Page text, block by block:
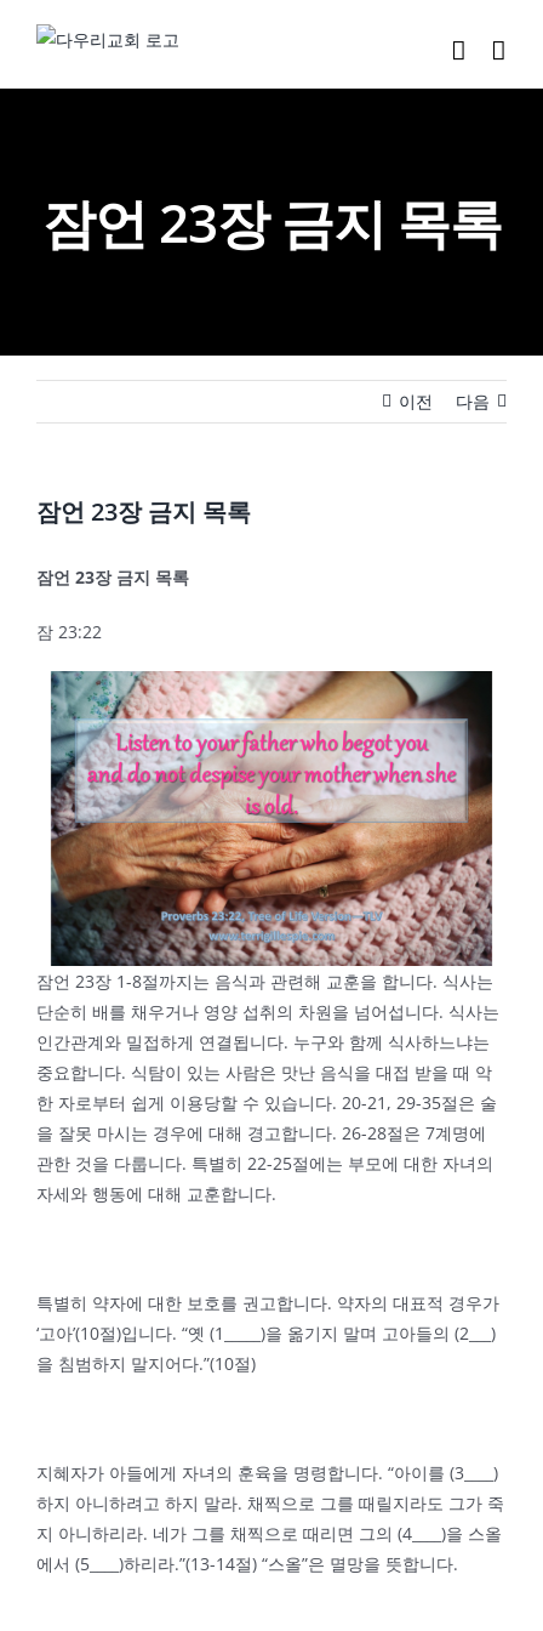
잠언 23장 금지 목록
이전 다음
잠언 23장 금지 목록
잠언 23장 금지 목록
잠 23:22
잠언 23장 1-8절까지는 음식과 관련해 교훈을 합니다. 식사는
단순히 배를 채우거나 영양 섭취의 차원을 넘어섭니다. 식사는
인간관계와 밀접하게 연결됩니다. 누구와 함께 식사하느냐는
중요합니다. 식탐이 있는 사람은 맛난 음식을 대접 받을 때 악
한 자로부터 쉽게 이용당할 수 있습니다. 20-21, 29-35절은 술
을 잘못 마시는 경우에 대해 경고합니다. 26-28절은 7계명에
관한 것을 다룹니다. 특별히 22-25절에는 부모에 대한 자녀의
자세와 행동에 대해 교훈합니다.
특별히 약자에 대한 보호를 권고합니다. 약자의 대표적 경우가
‘고아’(10절)입니다. “옛 (1_____)을 옮기지 말며 고아들의 (2___)
을 침범하지 말지어다.”(10절)
지혜자가 아들에게 자녀의 훈육을 명령합니다. “아이를 (3____)
하지 아니하려고 하지 말라. 채찍으로 그를 때릴지라도 그가 죽
지 아니하리라. 네가 그를 채찍으로 때리면 그의 (4____)을 스올
에서 (5____)하리라.”(13-14절) “스올”은 멸망을 뜻합니다.